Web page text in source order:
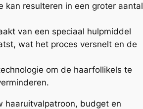
resulteren in een groter aantal
van een speciaal hulpmiddel
wat het proces versnelt en de
om de haarfollikels te
haaruitvalpatroon, budget en